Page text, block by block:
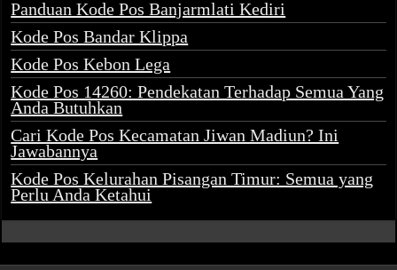
Panduan Kode Pos Banjarmlati Kediri
Kode Pos Bandar Klippa
Kode Pos Kebon Lega
Kode Pos 14260: Pendekatan Terhadap Semua Yang
Anda Butuhkan
Cari Kode Pos Kecamatan Jiwan Madiun? Ini
Jawabannya
Kode Pos Kelurahan Pisangan Timur: Semua yang
Perlu Anda Ketahui